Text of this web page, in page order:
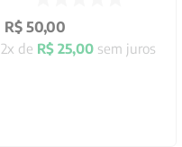
R$ 50,00
2x de R$ 25,00 sem juros